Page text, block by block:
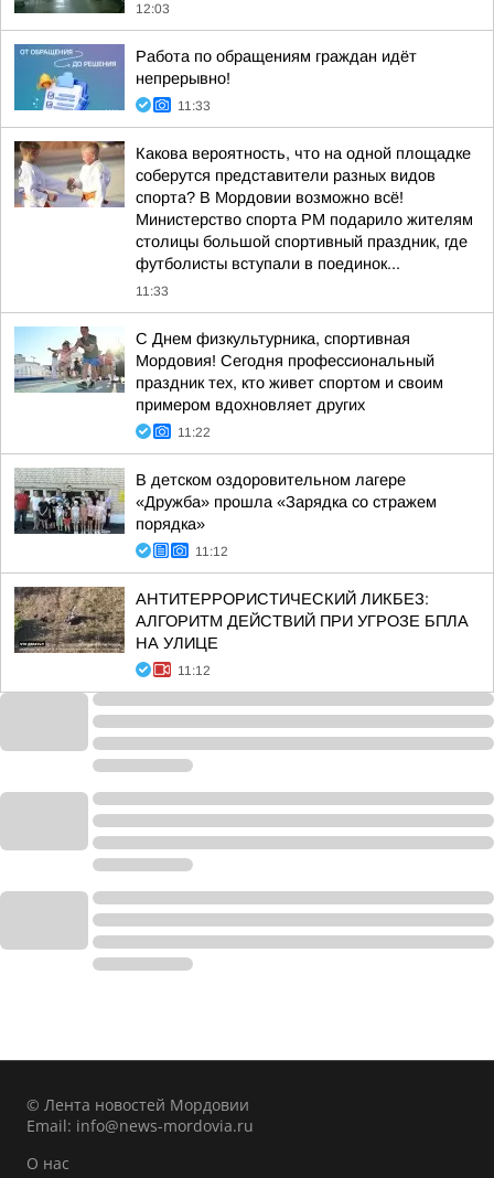
12:03
Работа по обращениям граждан идёт
непрерывно!
11:33
Какова вероятность, что на одной площадке
соберутся представители разных видов
спорта? В Мордовии возможно всё!
Министерство спорта РМ подарило жителям
столицы большой спортивный праздник, где
футболисты вступали в поединок...
11:33
С Днем физкультурника, спортивная
Мордовия! Сегодня профессиональный
праздник тех, кто живет спортом и своим
примером вдохновляет других
11:22
В детском оздоровительном лагере
«Дружба» прошла «Зарядка со стражем
порядка»
11:12
АНТИТЕРРОРИСТИЧЕСКИЙ ЛИКБЕЗ:
АЛГОРИТМ ДЕЙСТВИЙ ПРИ УГРОЗЕ БПЛА
НА УЛИЦЕ
11:12
© Лента новостей Мордовии
Email: info@news-mordovia.ru
О нас